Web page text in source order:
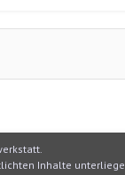
Inhalte